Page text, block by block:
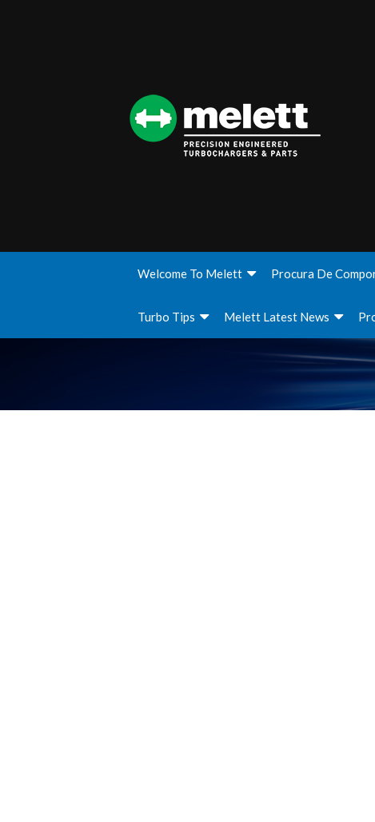
Welcome To Melett Procura De
Turbo Tips Melett Latest News